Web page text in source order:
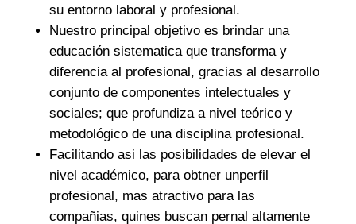
su entorno laboral y profesional.
Nuestro principal objetivo es brindar una
educación sistematica que transforma y
diferencia al profesional, gracias al desarrollo
conjunto de componentes intelectuales y
sociales; que profundiza a nivel teórico y
metodológico de una disciplina profesional.
Facilitando asi las posibilidades de elevar el
nivel académico, para obtner unperfil
profesional, mas atractivo para las
compañias, quines buscan pernal altamente